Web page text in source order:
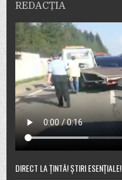
REDACȚIA
DIRECT LA ȚINTĂ! ȘTIRI ESENȚIALE!